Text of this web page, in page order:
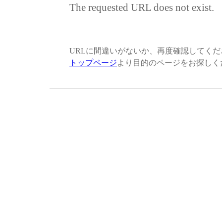
The requested URL does not exist.
URLに間違いがないか、再度確認してく
トップページより目的のページをお探し